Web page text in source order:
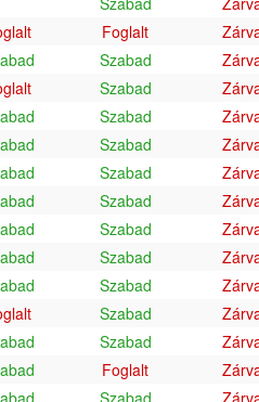
Foglalt
Szabad
Szabad
Szabad
Szabad
Szabad
Szabad
Szabad
Szabad
Szabad
Szabad
Szabad
Foglalt